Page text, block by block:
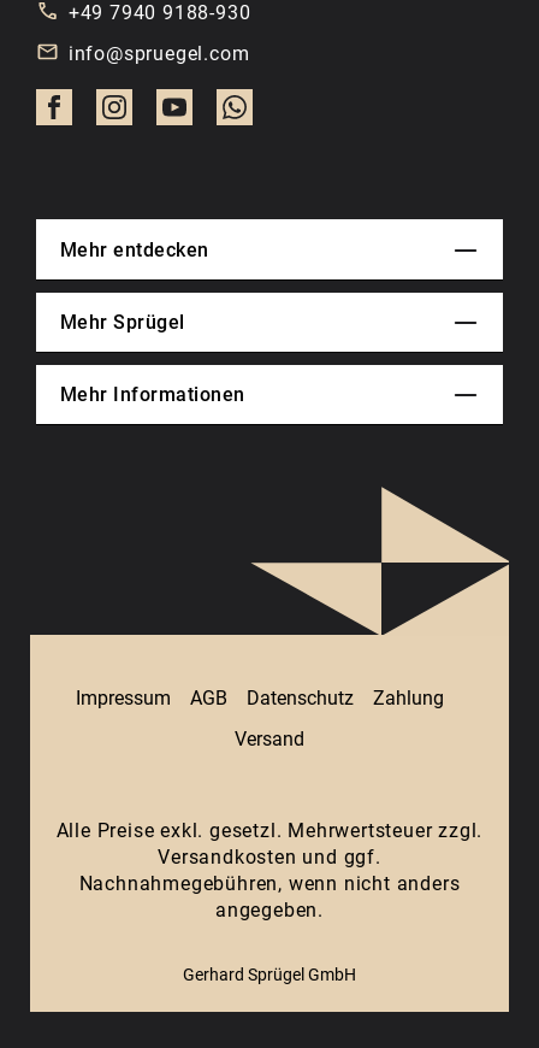
+49 7940 9188-930
info@spruegel.com
Mehr entdecken
Mehr Sprügel
Mehr Informationen
Impressum AGB Datenschutz
Zahlung
Versand
Alle Preise exkl. gesetzl. Mehrwertsteuer zzgl.
Versandkosten und ggf.
Nachnahmegebühren, wenn nicht anders
angegeben.
Gerhard Sprügel GmbH